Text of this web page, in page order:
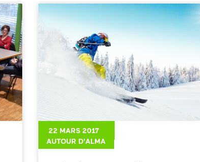
AUTOUR D'ALMA
22 MARS 2017